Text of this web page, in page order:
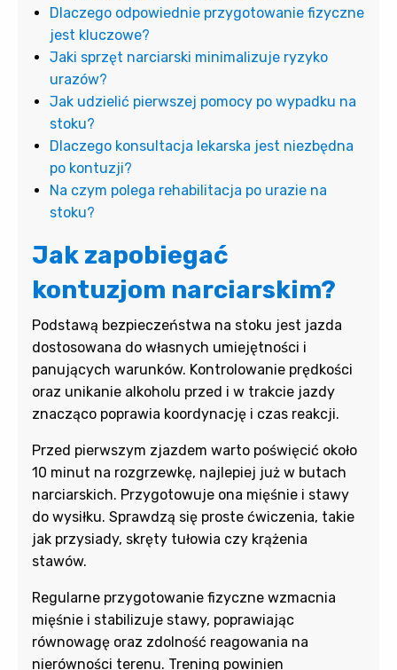
Dlaczego odpowiednie przygotowanie fizyczne
jest kluczowe?
Jaki sprzęt narciarski minimalizuje ryzyko
urazów?
Jak udzielić pierwszej pomocy po wypadku na
stoku?
Dlaczego konsultacja lekarska jest niezbędna
po kontuzji?
Na czym polega rehabilitacja po urazie na
stoku?
Jak zapobiegać
kontuzjom narciarskim?
Podstawą bezpieczeństwa na stoku jest jazda
dostosowana do własnych umiejętności i
panujących warunków. Kontrolowanie prędkości
oraz unikanie alkoholu przed i w trakcie jazdy
znacząco poprawia koordynację i czas reakcji.
Przed pierwszym zjazdem warto poświęcić około
10 minut na rozgrzewkę, najlepiej już w butach
narciarskich. Przygotowuje ona mięśnie i stawy
do wysiłku. Sprawdzą się proste ćwiczenia, takie
jak przysiady, skręty tułowia czy krążenia
stawów.
Regularne przygotowanie fizyczne wzmacnia
mięśnie i stabilizuje stawy, poprawiając
równowagę oraz zdolność reagowania na
nierówności terenu. Trening powinien